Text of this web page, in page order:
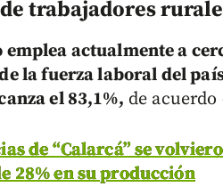
trabajadores
actualmente a
la fuerza laboral del
el 83,1%, de acuerdo
de “Calarcá” se
28% en su producción